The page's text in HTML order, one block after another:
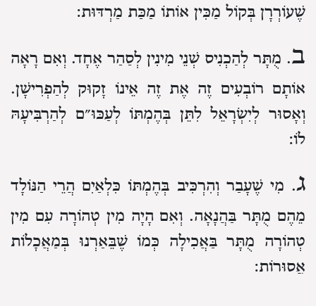
שֶׁעוֹרְרָן בְּקוֹל מַכִּין אוֹתוֹ מַכַּת מַרְדּוּת:
ב. מֻתָּר לְהַכְנִיס שְׁנֵי מִינִין לְסַהַר אֶחָד. וְאִם רָאָה
אוֹתָם רוֹבְעִים זֶה אֶת זֶה אֵינוֹ זָקוּק לְהַפְרִישָׁן.
וְאָסוּר לְיִשְׂרָאֵל לִתֵּן בְּהֶמְתּוֹ לְעַכּוּ״ם לְהַרְבִּיעָהּ
לוֹ:
ג. מִי שֶׁעָבַר וְהִרְכִּיב בְּהֶמְתּוֹ כִּלְאַיִם הֲרֵי הַנּוֹלָד
מֵהֶם מֻתָּר בַּהֲנָאָה. וְאִם הָיָה מִין טְהוֹרָה עִם מִין
טְהוֹרָה מֻתָּר בַּאֲכִילָה כְּמוֹ שֶׁבֵּאַרְנוּ בְּמַאֲכָלוֹת
אֲסוּרוֹת: